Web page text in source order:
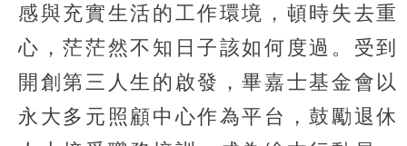
感與充實生活的工作環境，頓時失去重
心，茫茫然不知日子該如何度過。受到
開創第三人生的啟發，畢嘉士基金會以
永大多元照顧中心作為平台，鼓勵退休